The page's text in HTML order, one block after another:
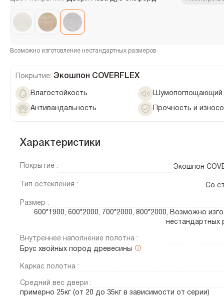
Возможно изготовление нестандартных размеров
Покрытие: Экошпон COVERFLEX
Влагостойкость Шумопоглощающий
Антивандальность Прочность и
Характеристики
Покрытие : Экошпон
Тип остекления : Со
Размер :
600*1900, 600*2000, 700*2000, 800*2000, Возможно
нестандартных
Внутреннее наполнение полотна :
Брус хвойных пород древесины
Каркас полотна :
Средний вес двери :
примерно 25кг (от 20 до 35кг в зависимости от серии)